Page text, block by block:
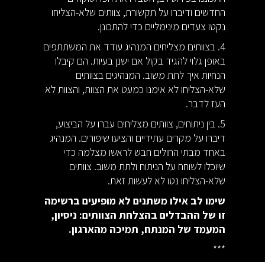
החדשים ודיברו על תקשורת, צוותים שלא-הצליחו
נקטו צעדים מינימליים כדי להתכונן.
4. בצוותים מצליחים המנהיג עודד את המשתתפים
באופן גלוי להגיד בקול אם ישנן בעיות. הם קיבלו
הנחיות איך לתת משוב. המנהיגים בצוותים
שלא-הצליחו לא אימנו כמעט את הצוות, והצוות לא
העז לדבר.
5. בין ניתוחים, צוותים מצליחים עברו על הביצוע,
דיברו על מקרים עתידיים והציעו שיפורים. המנהיג
באחד מבתי החולים חבש לראשו מצלמה כדי
שיוכלו לשוחח על הניתוח ולתת משוב. צוותים
שלא-הצליחו נטו לא לעשות זאת.
שימו לב אילו משתנים לא מופיעים ברשימה
זו של ההבדלים בהצלחת הצוותים: ניסיון,
המעמד של המנתח, תמיכה מהארגון.
***